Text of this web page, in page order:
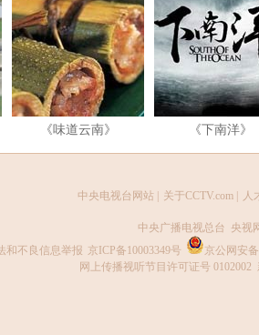
《味道云南》 《下南洋》
中央电视台网站 关于CCTV.com 人
中央广播电视总台 央视
和不良信息举报 京ICP备10003349号
京公网安
网上传播视听节目许可证号 0102002